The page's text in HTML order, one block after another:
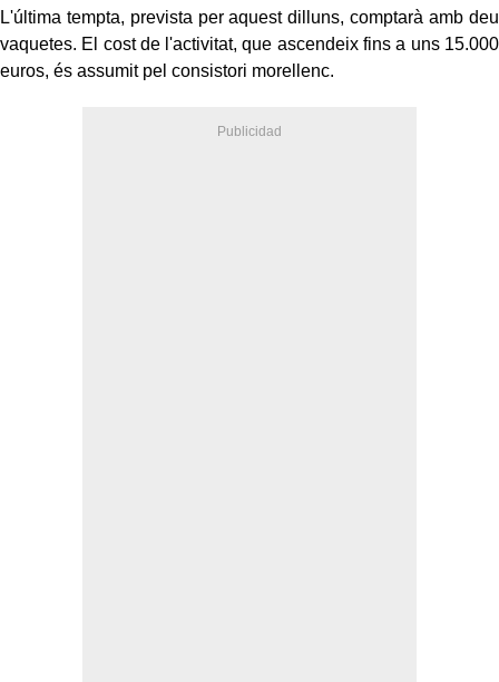
L'última tempta, prevista per aquest dilluns, comptarà amb deu
vaquetes. El cost de l'activitat, que ascendeix fins a uns 15.000
euros, és assumit pel consistori morellenc.